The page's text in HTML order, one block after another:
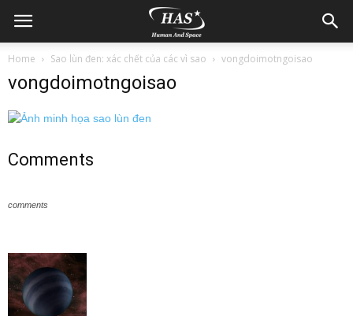
Home Sao lùn đen: xác chết của các vì sao vongdoimotngoisao
vongdoimotngoisao
Comments
comments